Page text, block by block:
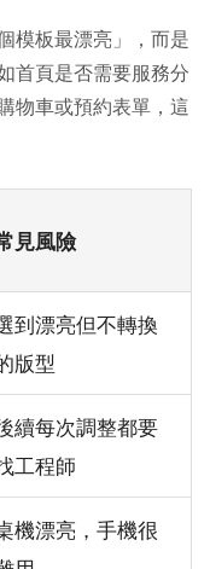
模板最漂亮」，而是
首頁是否需要服務分
物車或預約表單，這
見風險
到漂亮但不轉換
版型
續每次調整都要
工程師
機漂亮，手機很